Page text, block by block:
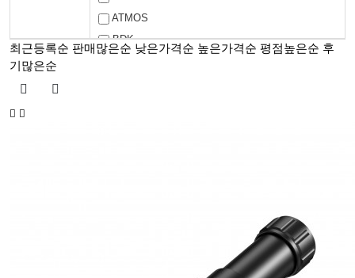
ATMOS
BDK
최근등록순 판매많은순 낮은가격순 높은가격순 평점높은순 후
기많은순